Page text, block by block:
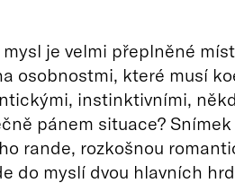
mysl je velmi přeplněné
osobnostmi, které musí
instinktivními,
pánem situace?
rande, rozkošnou
do myslí dvou hlavních